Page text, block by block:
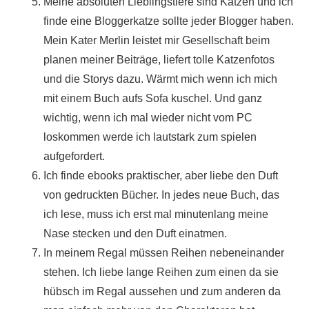
finde eine Bloggerkatze sollte jeder Blogger haben.
Mein Kater Merlin leistet mir Gesellschaft beim
planen meiner Beiträge, liefert tolle Katzenfotos
und die Storys dazu. Wärmt mich wenn ich mich
mit einem Buch aufs Sofa kuschel. Und ganz
wichtig, wenn ich mal wieder nicht vom PC
loskommen werde ich lautstark zum spielen
aufgefordert.
Ich finde ebooks praktischer, aber liebe den Duft
von gedruckten Bücher. In jedes neue Buch, das
ich lese, muss ich erst mal minutenlang meine
Nase stecken und den Duft einatmen.
In meinem Regal müssen Reihen nebeneinander
stehen. Ich liebe lange Reihen zum einen da sie
hübsch im Regal aussehen und zum anderen da